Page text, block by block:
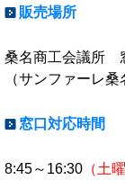
販売場所
桑名商工会議所
（サンファーレ桑
窓口対応時間
8:45～16:30 （土